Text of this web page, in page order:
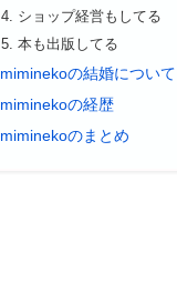
ショップ経営もしてる
本も出版してる
miminekoの結婚について
miminekoの経歴
miminekoのまとめ